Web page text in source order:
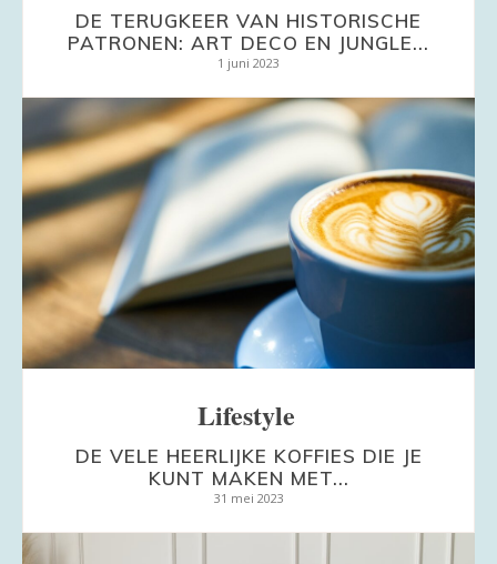
DE TERUGKEER VAN HISTORISCHE
PATRONEN: ART DECO EN JUNGLE...
1 juni 2023
Lifestyle
DE VELE HEERLIJKE KOFFIES DIE JE
KUNT MAKEN MET...
31 mei 2023